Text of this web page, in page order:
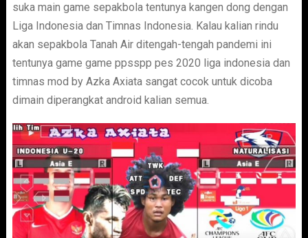
suka main game sepakbola tentunya kangen dong dengan
Liga Indonesia dan Timnas Indonesia. Kalau kalian rindu
akan sepakbola Tanah Air ditengah-tengah pandemi ini
tentunya game game ppsspp pes 2020 liga indonesia dan
timnas mod by Azka Axiata sangat cocok untuk dicoba
dimain diperangkat android kalian semua.